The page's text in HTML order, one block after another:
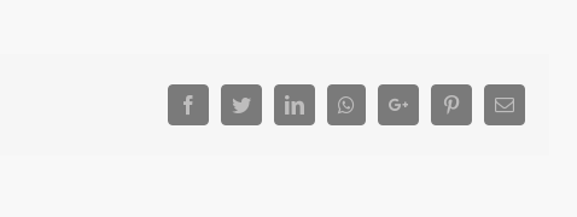
FacebookTwitterLinkedInWhatsappGoogle+ PinterestEmail